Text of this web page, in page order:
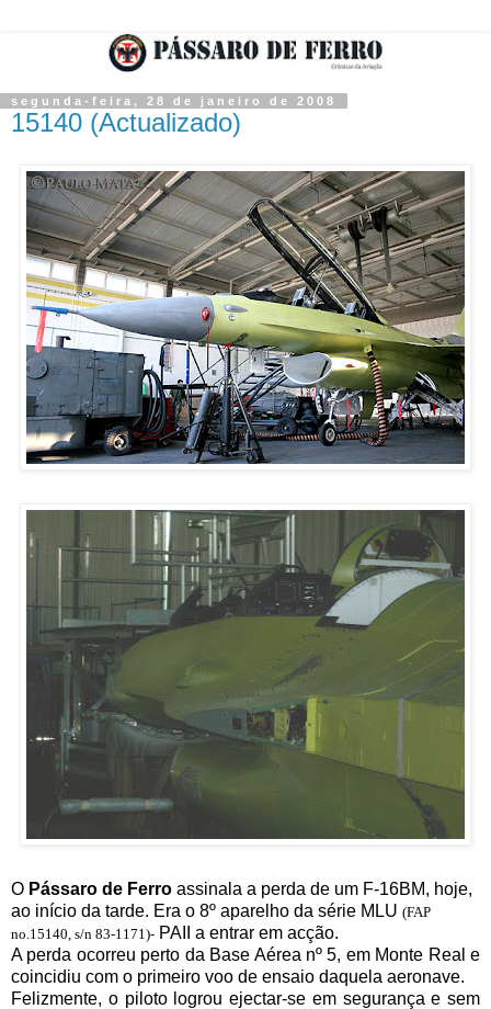
segunda-feira, 28 de janeiro de 2008
15140 (Actualizado)
O Pássaro de Ferro assinala a perda de um F-16BM, hoje,
ao início da tarde. Era o 8º aparelho da série MLU (FAP
no.15140, s/n 83-1171)- PAII a entrar em acção.
A perda ocorreu perto da Base Aérea nº 5, em Monte Real e
coincidiu com o primeiro voo de ensaio daquela aeronave.
Felizmente, o piloto logrou ejectar-se em segurança e sem